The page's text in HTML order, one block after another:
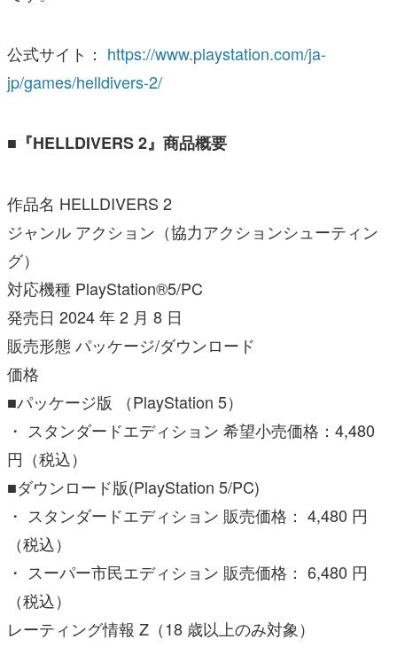
公式サイト： https://www.playstation.com/ja-
jp/games/helldivers-2/
■『HELLDIVERS 2』商品概要
作品名 HELLDIVERS 2
ジャンル アクション（協力アクションシューティン
グ）
対応機種 PlayStation®5/PC
発売日 2024 年 2 月 8 日
販売形態 パッケージ/ダウンロード
価格
■パッケージ版 （PlayStation 5）
・ スタンダードエディション 希望小売価格：4,480
円（税込）
■ダウンロード版(PlayStation 5/PC)
・ スタンダードエディション 販売価格： 4,480 円
（税込）
・ スーパー市民エディション 販売価格： 6,480 円
（税込）
レーティング情報 Z（18 歳以上のみ対象）